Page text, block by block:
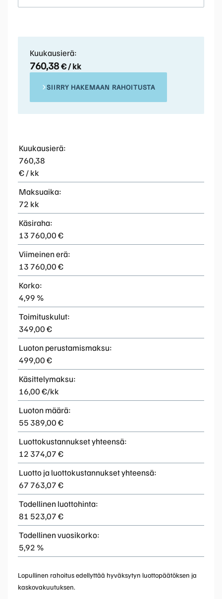
Kuukausierä:
760,38
€ / kk
Maksuaika:
72 kk
Käsiraha:
13 760,00 €
Viimeinen erä:
13 760,00 €
Korko:
4,99 %
Toimituskulut:
349,00 €
Luoton perustamismaksu:
499,00 €
Käsittelymaksu:
16,00 €/kk
Luoton määrä:
55 389,00 €
Luottokustannukset yhteensä:
12 374,07 €
Luotto ja luottokustannukset yhteensä:
67 763,07 €
Todellinen luottohinta:
81 523,07 €
Todellinen vuosikorko:
5,92 %
Lopullinen rahoitus edellyttää hyväksytyn luottopäätöksen ja
kaskovakuutuksen.
Kuukausierä:
760,38€ / kk
SIIRRY HAKEMAAN RAHOITUSTA